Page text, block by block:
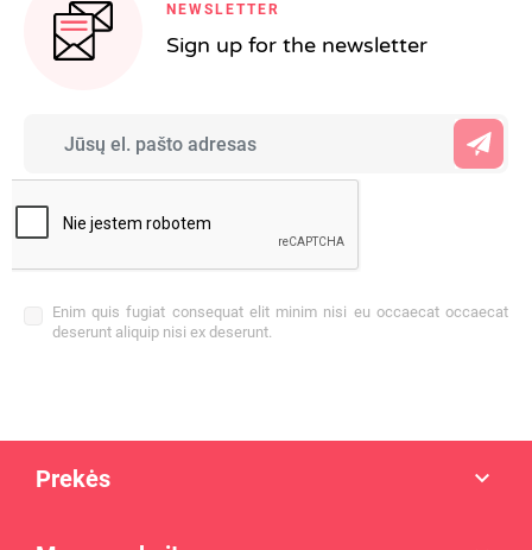
NEWSLETTER
Sign up for the newsletter
Enim quis fugiat consequat elit minim nisi eu occaecat occaecat
deserunt aliquip nisi ex deserunt.
Prekės 